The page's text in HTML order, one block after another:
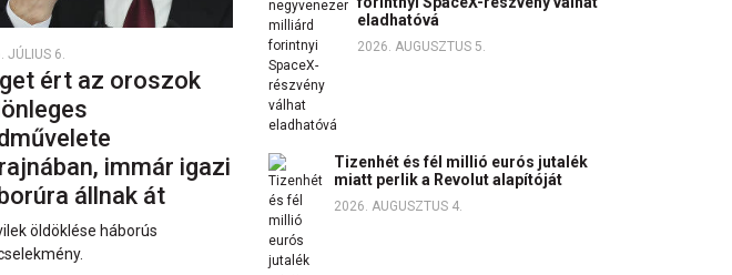
JÚLIUS 6.
ért az oroszok
immár igazi
állnak át
öldöklése háborús
eladhatóvá
2026. AUGUSZTUS 5.
Tizenhét és fél millió eurós jutalék
miatt perlik a Revolut alapítóját
2026. AUGUSZTUS 4.